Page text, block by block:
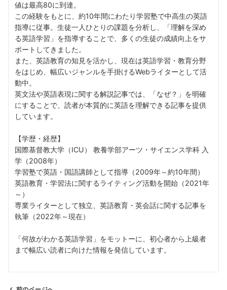
値は最高80に到達。
この経験をもとに、約10年間にわたり学習塾で中高生の英語
指導に従事。生徒一人ひとりの課題を分析し、「理解を深め
る英語学習」を指導することで、多くの生徒の成績向上をサ
ポートしてきました。
また、英語教育の知見を活かし、現在は英語学習・教育分野
をはじめ、幅広いジャンルを手掛けるWebライターとして活
動中。
英文法や英語表現に関する解説記事では、「なぜ？」を明確
にすることで、読者が本質的に英語を理解できる記事を提供
しています。
【学歴・経歴】
国際基督教大学（ICU） 教養学部アーツ・サイエンス学科 入
学（2008年）
学習塾で英語・国語講師として指導（2009年～約10年間）
英語教育・学習法に関するライティング活動を開始（2021年
～）
専業ライターとして独立、英語教育・英会話に関する記事を
執筆（2022年～現在）
「何故がわかる英語学習」をモットーに、初心者から上級者
まで幅広い読者に向けた情報を発信しています。